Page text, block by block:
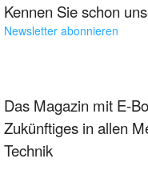
Kennen Sie schon
Newsletter abonnieren
Das Magazin mit E-
Zukünftiges in allen
Technik